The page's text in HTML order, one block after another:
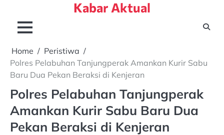
content
Kabar Aktual
Home
Peristiwa
Polres Pelabuhan Tanjungperak Amankan Kurir Sabu
Baru Dua Pekan Beraksi di Kenjeran
Polres Pelabuhan Tanjungperak
Amankan Kurir Sabu Baru Dua
Pekan Beraksi di Kenjeran